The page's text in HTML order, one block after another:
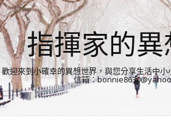
指揮家的
歡迎來到小確幸的異想世界，與您分享生活中
信箱：